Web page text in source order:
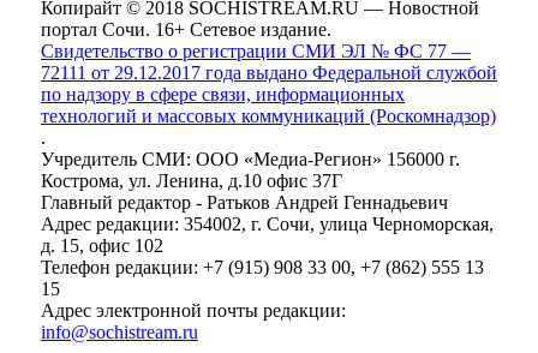
Копирайт © 2018 SOCHISTREAM.RU — Новостной
портал Сочи. 16+ Сетевое издание.
Свидетельство о регистрации СМИ ЭЛ № ФС 77 —
72111 от 29.12.2017 года выдано Федеральной службой
по надзору в сфере связи, информационных
технологий и массовых коммуникаций (Роскомнадзор)
.
Учредитель СМИ: ООО «Медиа-Регион» 156000 г.
Кострома, ул. Ленина, д.10 офис 37Г
Главный редактор - Ратьков Андрей Геннадьевич
Адрес редакции: 354002, г. Сочи, улица Черноморская,
д. 15, офис 102
Телефон редакции: +7 (915) 908 33 00, +7 (862) 555 13
15
Адрес электронной почты редакции:
info@sochistream.ru